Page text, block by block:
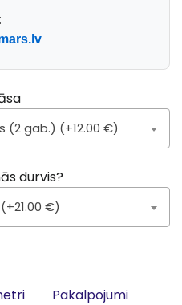
(2 gab.) (+12.00 €)
durvis?
€)
Pakalpojumi